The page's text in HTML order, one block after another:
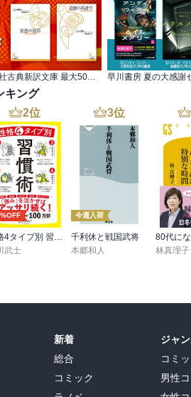
包囲する戦術を取ったが、国連軍側は陣
ピョンニで立証する。中国軍は大損害
て戦争はこう着状態に。
って中国との戦争になれば、より無防
な判断をしてくれた。
早川書房 夏の大感謝
キング
2位
性格4タイプ別 習慣術
武士
3位
今週入荷
千利休と戦国武将
本郷和人
林真理子
新着
総合
コミック
ジャ
コミ
男性